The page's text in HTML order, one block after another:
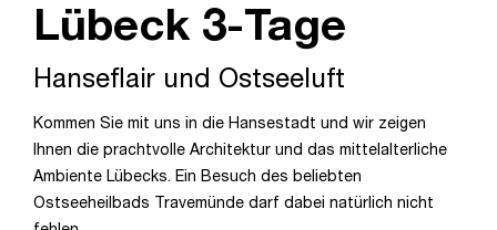
Lübeck 3-Tage
Hanseflair und Ostseeluft
Kommen Sie mit uns in die Hansestadt und wir zeigen
Ihnen die prachtvolle Architektur und das mittelalterliche
Ambiente Lübecks. Ein Besuch des beliebten
Ostseeheilbads Travemünde darf dabei natürlich nicht